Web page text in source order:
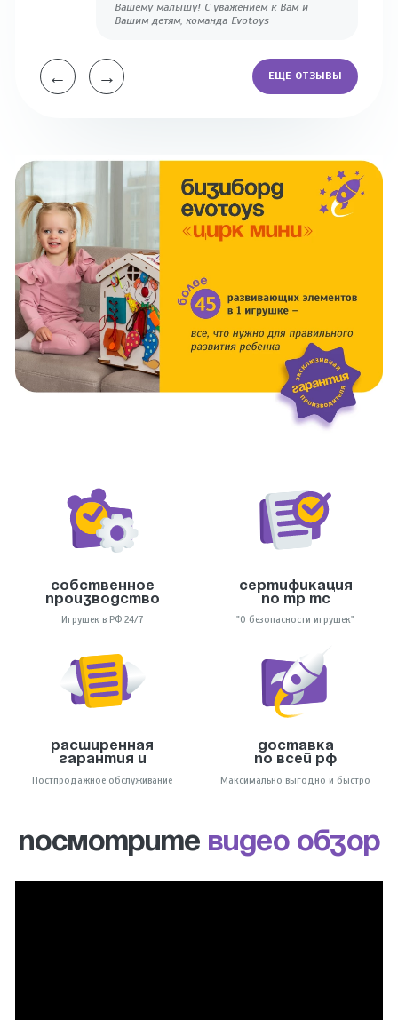
Вашему малышу! С уважением к Вам и
Вашим детям, команда Evotoys
← → ЕЩЕ ОТЗЫВЫ
Собственное
производство
Игрушек в РФ 24/7
Сертификация
по тр тс
"О безопасности игрушек"
Расширенная
гарантия и
Постпродажное обслуживание
Доставка
по всей РФ
Максимально выгодно и быстро
ПОСМОТРИТЕ ВИДЕО ОБЗОР